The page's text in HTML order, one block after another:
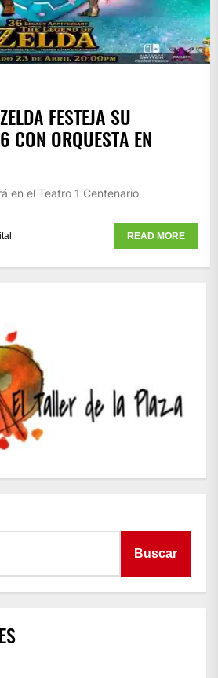
FESTEJA SU
CON ORQUESTA EN
en el Teatro 1 Centenario
READ MORE
Buscar